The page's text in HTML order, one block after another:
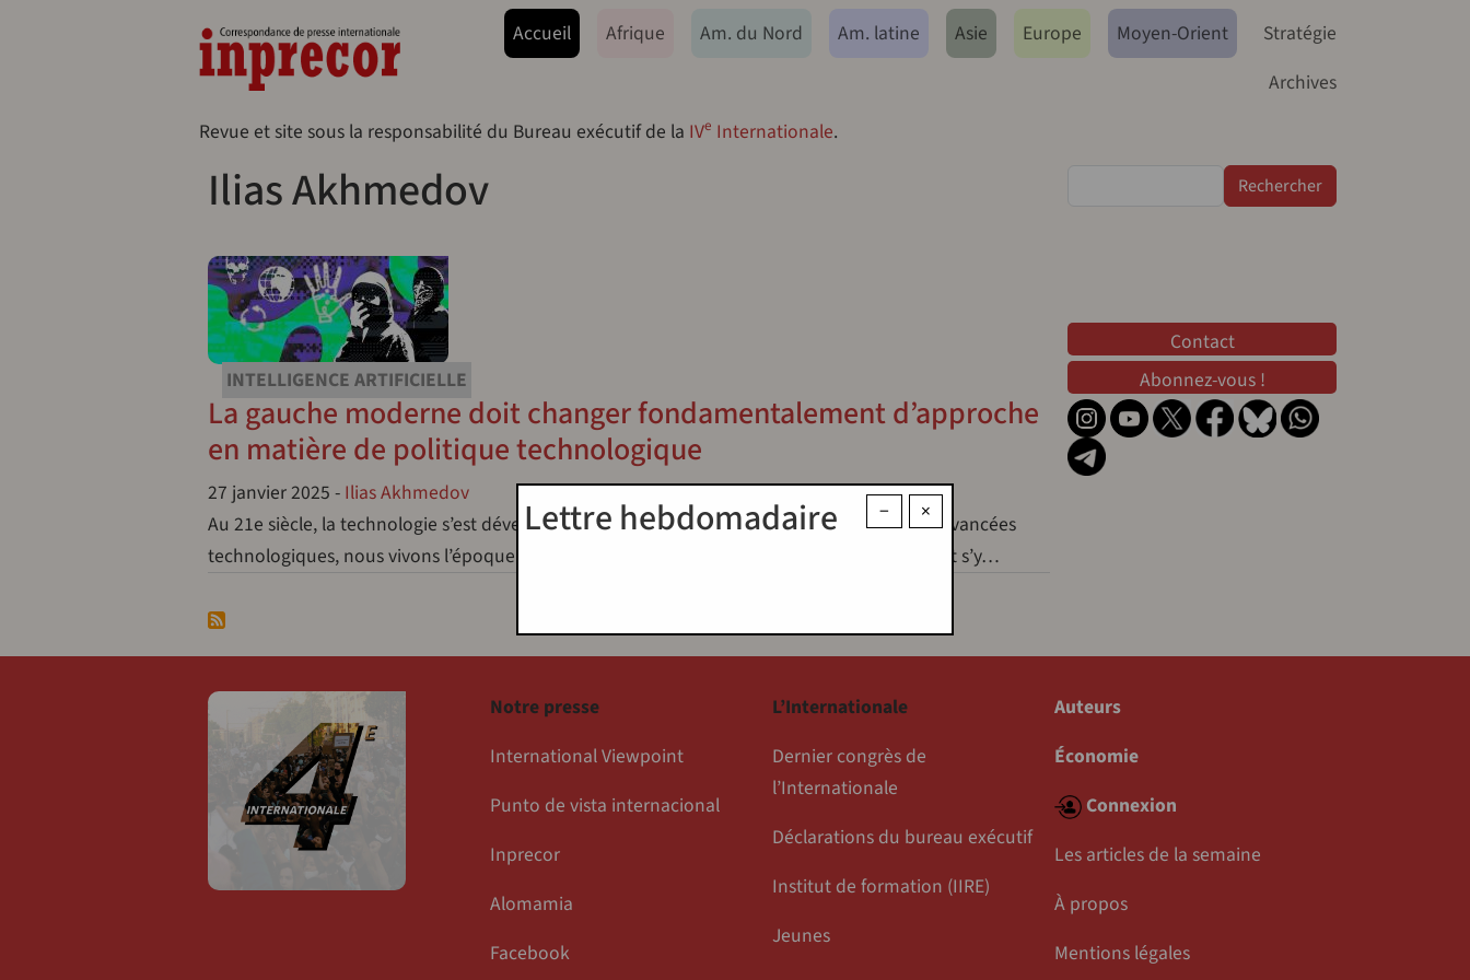
Navegação principal
Accueil Afrique Am. du Nord Am. latine Asie Europe Moyen-Orient
Stratégie
Archives
Revue et site sous la responsabilité du Bureau exécutif de la IVe Internationale.
Ilias Akhmedov
INTELLIGENCE ARTIFICIELLE
La gauche moderne doit changer fondamentalement d’approche
en matière de politique technologique
27 janvier 2025 - Ilias Akhmedov
Au 21e siècle, la technologie s’est développée rapidement. Je dirais même qu’en termes d’avancées
technologiques, nous vivons l’époque la plus fascinante de notre époque. La gauche devrait s’y…
×
−
Lettre hebdomadaire
Contact
Abonnez-vous !
Notre presse
International Viewpoint
Punto de vista internacional
Inprecor
Alomamia
Facebook
L’Internationale
Dernier congrès de
l’Internationale
Déclarations du bureau exécutif
Institut de formation (IIRE)
Jeunes
Auteurs
Économie
Connexion
Les articles de la semaine
À propos
Mentions légales